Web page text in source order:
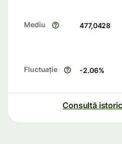
Mediu 477,0428
Fluctuație -2.06%
Consultă